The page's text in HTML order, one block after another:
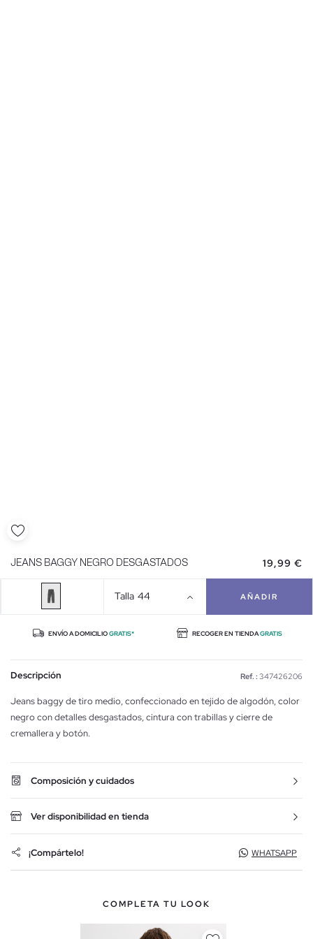
JEANS BAGGY NEGRO DESGASTADOS 19,99 €
Talla 44 AÑADIR
ENVÍO A DOMICILIOGRATIS* RECOGER EN TIENDAGRATIS
Descripción Ref. : 347426206
Jeans baggy de tiro medio, confeccionado en tejido de algodón, color
negro con detalles desgastados, cintura con trabillas y cierre de
cremallera y botón.
Composición y cuidados
Ver disponibilidad en tienda
¡Compártelo! WHATSAPP
COMPLETA TU LOOK